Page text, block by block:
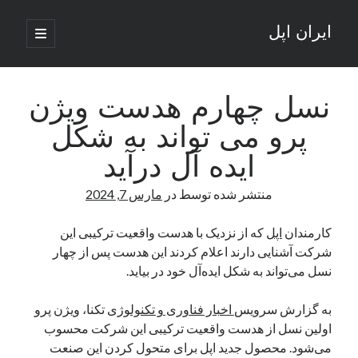
ایران اپل
باز
کردن
اصلی
نوار
کناری
نوشته‌های تازه
راه‌های اتصال موبایل و کامپیوتر به یکدیگر: تجربه‌ای یکپارچه و کاربردی
انتقاد کاربران از اتمام زودهنگام بسته‌های اینترنت ایرانسل همزمان با شرایط
ادعای نت‌بلاکس: قطعی اینترنت ایران بیش از 120 ساعت ادامه یافت؛ اتصال
کشور به حدود یک درصد رسید
قطعی اینترنت در ایران از مرز 48 ساعت گذشت!
گوشی HMD Luma با دوربین 50 مگاپیکسل و نمایشگر 120 هرتز رونمایی شد
آخرین دیدگاه‌ها
نسل چهارم هدست ویژن
پرو می تواند به شکل
ایده آل درآید
منتشر شده توسط در مارس 7, 2024
کارمندان اپل که از نزدیک با هدست واقعیت ترکیبی این
شرکت آشنایی دارند اعلام کردند این هدست پس از چهار
نسل می‌تواند به شکل ایده‌آل خود در بیاید.
به گزارش سرویس اخبار فناوری و تکنولوژی تکنا، ویژن پرو
اولین نسل از هدست واقعیت ترکیبی این شرکت محسوب
می‌شود. محصول جدید اپل برای متحول کردن این صنعت